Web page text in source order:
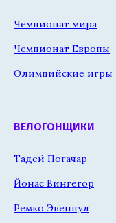
Чемпионат мира
Чемпионат Европы
Олимпийские игры
ВЕЛОГОНЩИКИ
Тадей Погачар
Йонас Вингегор
Ремко Эвенпул